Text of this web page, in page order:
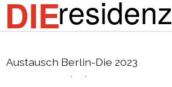
DIEresidenz
über uns
Austausch Berlin-Die 2023
Pia Linz (D)